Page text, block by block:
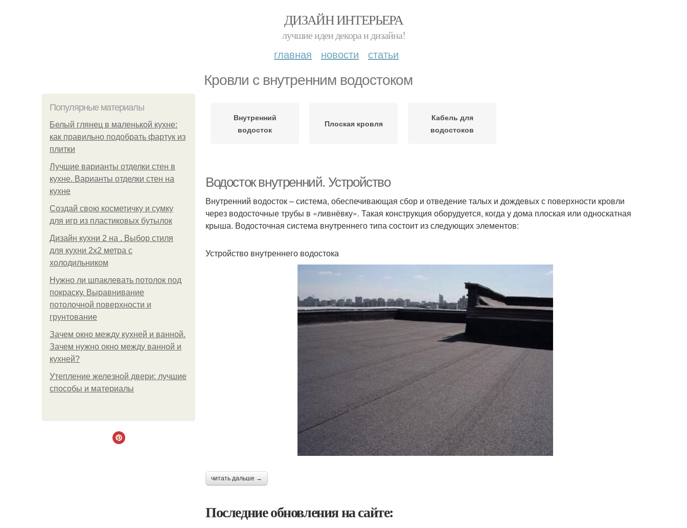
ДИЗАЙН ИНТЕРЬЕРА
лучшие идеи декора и дизайна!
главная новости статьи
Кровли с внутренним водостоком
Популярные материалы
Белый глянец в маленькой кухне:
как правильно подобрать фартук из
плитки
Лучшие варианты отделки стен в
кухне. Варианты отделки стен на
кухне
Создай свою косметичку и сумку
для игр из пластиковых бутылок
Дизайн кухни 2 на . Выбор стиля
для кухни 2х2 метра с
холодильником
Нужно ли шпаклевать потолок под
покраску. Выравнивание
потолочной поверхности и
грунтование
Зачем окно между кухней и ванной.
Зачем нужно окно между ванной и
кухней?
Утепление железной двери: лучшие
способы и материалы
Внутренний
водосток
Плоская кровля
Кабель для
водостоков
Водосток внутренний. Устройство
Внутренний водосток – система, обеспечивающая сбор и отведение талых и дождевых с поверхности кровли
через водосточные трубы в «ливнёвку». Такая конструкция оборудуется, когда у дома плоская или односкатная
крыша. Водосточная система внутреннего типа состоит из следующих элементов:
Устройство внутреннего водостока
читать дальше →
Последние обновления на сайте: